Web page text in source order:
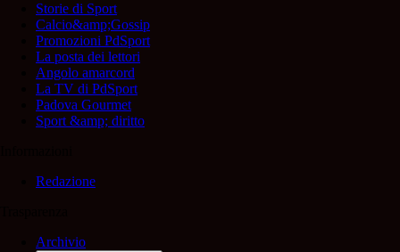
Storie di Sport
Calcio&amp;Gossip
Promozioni PdSport
La posta dei lettori
Angolo amarcord
La TV di PdSport
Padova Gourmet
Sport &amp; diritto
Redazione
Archivio